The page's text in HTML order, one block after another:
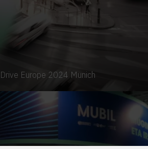
Europe 2024 Munich